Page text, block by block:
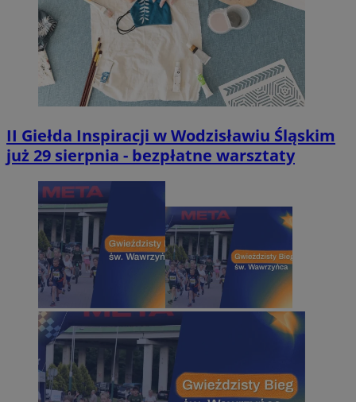
II Giełda Inspiracji w Wodzisławiu Śląskim
już 29 sierpnia - bezpłatne warsztaty